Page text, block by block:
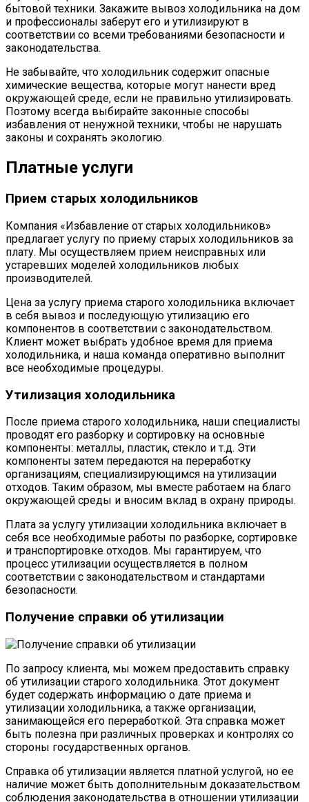
бытовой техники. Закажите вывоз холодильника на дом
и профессионалы заберут его и утилизируют в
соответствии со всеми требованиями безопасности и
законодательства.
Не забывайте, что холодильник содержит опасные
химические вещества, которые могут нанести вред
окружающей среде, если не правильно утилизировать.
Поэтому всегда выбирайте законные способы
избавления от ненужной техники, чтобы не нарушать
законы и сохранять экологию.
Платные услуги
Прием старых холодильников
Компания «Избавление от старых холодильников»
предлагает услугу по приему старых холодильников за
плату. Мы осуществляем прием неисправных или
устаревших моделей холодильников любых
производителей.
Цена за услугу приема старого холодильника включает
в себя вывоз и последующую утилизацию его
компонентов в соответствии с законодательством.
Клиент может выбрать удобное время для приема
холодильника, и наша команда оперативно выполнит
все необходимые процедуры.
Утилизация холодильника
После приема старого холодильника, наши специалисты
проводят его разборку и сортировку на основные
компоненты: металлы, пластик, стекло и т.д. Эти
компоненты затем передаются на переработку
организациям, специализирующимся на утилизации
отходов. Таким образом, мы вместе работаем на благо
окружающей среды и вносим вклад в охрану природы.
Плата за услугу утилизации холодильника включает в
себя все необходимые работы по разборке, сортировке
и транспортировке отходов. Мы гарантируем, что
процесс утилизации осуществляется в полном
соответствии с законодательством и стандартами
безопасности.
Получение справки об утилизации
По запросу клиента, мы можем предоставить справку
об утилизации старого холодильника. Этот документ
будет содержать информацию о дате приема и
утилизации холодильника, а также организации,
занимающейся его переработкой. Эта справка может
быть полезна при различных проверках и контролях со
стороны государственных органов.
Справка об утилизации является платной услугой, но ее
наличие может быть дополнительным доказательством
соблюдения законодательства в отношении утилизации